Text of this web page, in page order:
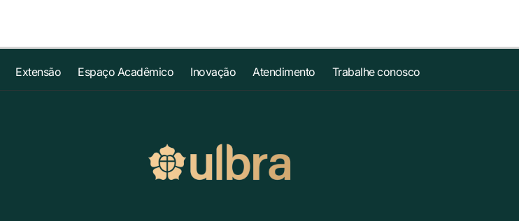
Extensão Espaço Acadêmico Inovação Atendimento Trabalhe conosco